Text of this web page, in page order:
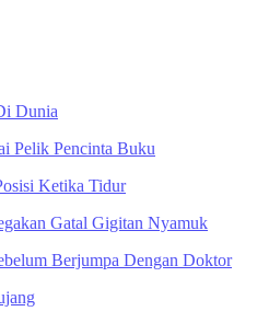
Dunia
Pelik Pencinta Buku
Ketika Tidur
Gatal Gigitan Nyamuk
Berjumpa Dengan Doktor